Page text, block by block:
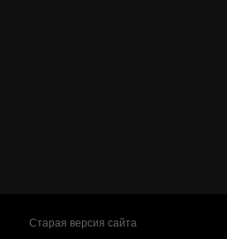
Старая версия сайта